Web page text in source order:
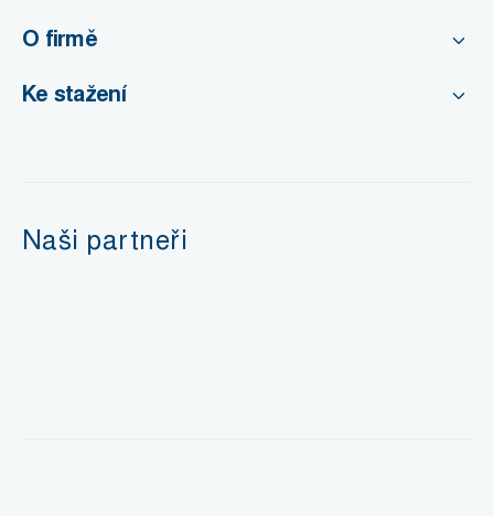
O firmě
Ke stažení
Naši partneři